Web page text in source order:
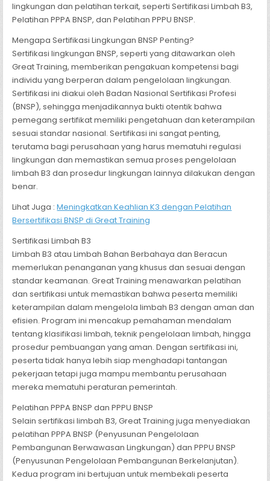
lingkungan dan pelatihan terkait, seperti Sertifikasi Limbah B3,
Pelatihan PPPA BNSP, dan Pelatihan PPPU BNSP.
Mengapa Sertifikasi Lingkungan BNSP Penting?
Sertifikasi lingkungan BNSP, seperti yang ditawarkan oleh
Great Training, memberikan pengakuan kompetensi bagi
individu yang berperan dalam pengelolaan lingkungan.
Sertifikasi ini diakui oleh Badan Nasional Sertifikasi Profesi
(BNSP), sehingga menjadikannya bukti otentik bahwa
pemegang sertifikat memiliki pengetahuan dan keterampilan
sesuai standar nasional. Sertifikasi ini sangat penting,
terutama bagi perusahaan yang harus mematuhi regulasi
lingkungan dan memastikan semua proses pengelolaan
limbah B3 dan prosedur lingkungan lainnya dilakukan dengan
benar.
Lihat Juga :Meningkatkan Keahlian K3 dengan Pelatihan
Bersertifikasi BNSP di Great Training
Sertifikasi Limbah B3
Limbah B3 atau Limbah Bahan Berbahaya dan Beracun
memerlukan penanganan yang khusus dan sesuai dengan
standar keamanan. Great Training menawarkan pelatihan
dan sertifikasi untuk memastikan bahwa peserta memiliki
keterampilan dalam mengelola limbah B3 dengan aman dan
efisien. Program ini mencakup pemahaman mendalam
tentang klasifikasi limbah, teknik pengelolaan limbah, hingga
prosedur pembuangan yang aman. Dengan sertifikasi ini,
peserta tidak hanya lebih siap menghadapi tantangan
pekerjaan tetapi juga mampu membantu perusahaan
mereka mematuhi peraturan pemerintah.
Pelatihan PPPA BNSP dan PPPU BNSP
Selain sertifikasi limbah B3, Great Training juga menyediakan
pelatihan PPPA BNSP (Penyusunan Pengelolaan
Pembangunan Berwawasan Lingkungan) dan PPPU BNSP
(Penyusunan Pengelolaan Pembangunan Berkelanjutan).
Kedua program ini bertujuan untuk membekali peserta